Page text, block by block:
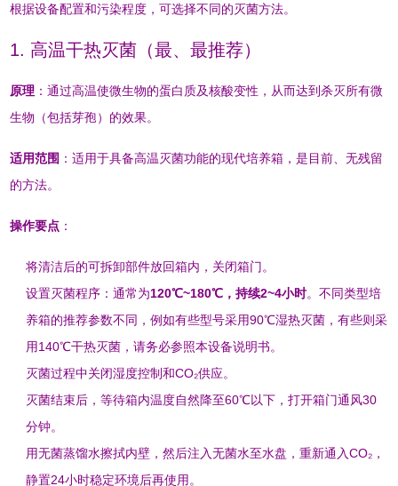
根据设备配置和污染程度，可选择不同的灭菌方法。
1. 高温干热灭菌（最、最推荐）
原理 ：通过高温使微生物的蛋白质及核酸变性，从而达到杀灭所有微
生物（包括芽孢）的效果。
适用范围 ：适用于具备高温灭菌功能的现代培养箱，是目前、无残留
的方法。
操作要点 ：
将清洁后的可拆卸部件放回箱内，关闭箱门。
设置灭菌程序：通常为120℃~180℃，持续2~4小时。不同类型培
养箱的推荐参数不同，例如有些型号采用90℃湿热灭菌，有些则采
用140℃干热灭菌，请务必参照本设备说明书。
灭菌过程中关闭湿度控制和CO₂供应。
灭菌结束后，等待箱内温度自然降至60℃以下，打开箱门通风30
分钟。
用无菌蒸馏水擦拭内壁，然后注入无菌水至水盘，重新通入CO₂，
静置24小时稳定环境后再使用 。